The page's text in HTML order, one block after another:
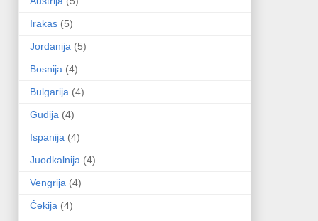
Irakas (5)
Jordanija (5)
Bosnija (4)
Bulgarija (4)
Gudija (4)
Ispanija (4)
Juodkalnija (4)
Vengrija (4)
Čekija (4)